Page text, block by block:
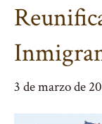
3 de marzo de